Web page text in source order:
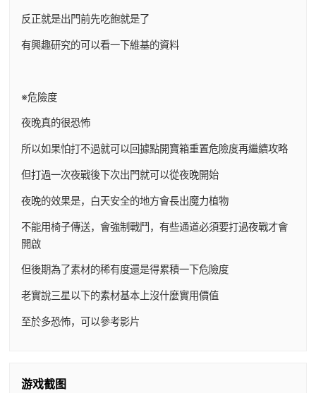
反正就是出門前先吃飽就是了
有興趣研究的可以看一下維基的資料
※危險度
夜晚真的很恐怖
所以如果怕打不過就可以回據點開寶箱重置危險度再繼續攻略
但打過一次夜戰後下次出門就可以從夜晚開始
夜晚的效果是，白天安全的地方會長出魔力植物
不能用椅子傳送，會強制戰鬥，有些通道必須要打過夜戰才會
開啟
但後期為了素材的稀有度還是得累積一下危險度
老實說三星以下的素材基本上沒什麼實用價值
至於多恐怖，可以參考影片
游戏截图